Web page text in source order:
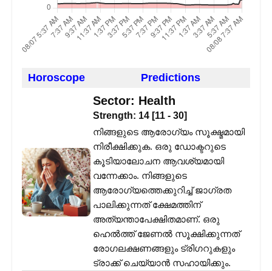
Horoscope Predictions
Sector: Health
Strength: 14 [11 - 30]
നിങ്ങളുടെ ആരോഗ്യം സൂക്ഷ്മമായി
നിരീക്ഷിക്കുക. ഒരു ഡോക്ടറുടെ
കൂടിയാലോചന ആവശ്യമായി
വന്നേക്കാം. നിങ്ങളുടെ
ആരോഗ്യത്തെക്കുറിച്ച് ജാഗ്രത
പാലിക്കുന്നത് ക്ഷേമത്തിന്
അത്യന്താപേക്ഷിതമാണ്. ഒരു
ഹെൽത്ത് ജേണൽ സൂക്ഷിക്കുന്നത്
രോഗലക്ഷണങ്ങളും ട്രിഗറുകളും
ട്രാക്ക് ചെയ്യാൻ സഹായിക്കും.